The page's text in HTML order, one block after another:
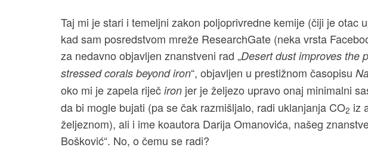
Taj mi je stari i temeljni zakon poljoprivredne kemije (čiji je otac
kad sam posredstvom mreže ResearchGate (neka vrsta
za nedavno objavljen znanstveni rad „Desert dust improves the
stressed corals beyond iron“, objavljen u prestižnom časopisu
oko mi je zapela riječ iron jer je željezo upravo onaj minimalni
da bi mogle bujati (pa se čak razmišljalo, radi uklanjanja CO2 iz
željeznom), ali i ime koautora Darija Omanovića, našeg
Bošković“. No, o čemu se radi?